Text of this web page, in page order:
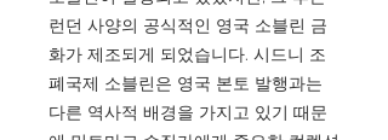
런던 사양의 공식적인 영국 소블린 금
화가 제조되게 되었습니다. 시드니 조
폐국제 소블린은 영국 본토 발행과는
다른 역사적 배경을 가지고 있기 때문